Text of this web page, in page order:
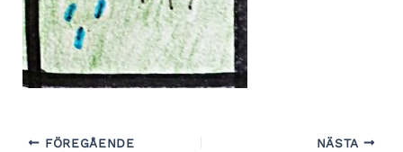
FÖREGÅENDE NÄSTA